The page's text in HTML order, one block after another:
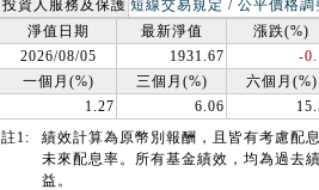
投資人服務及保護 短線交易規定 / 公平價格調
淨值日期
最新淨值
漲跌(%)
2026/08/05
1931.67
-
一個月(%)
三個月(%)
六個月(%)
1.27
6.06
註1:
績效計算為原幣別報酬，且皆有考慮配
未來配息率。所有基金績效，均為過去
益。